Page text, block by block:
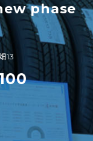
phase
13